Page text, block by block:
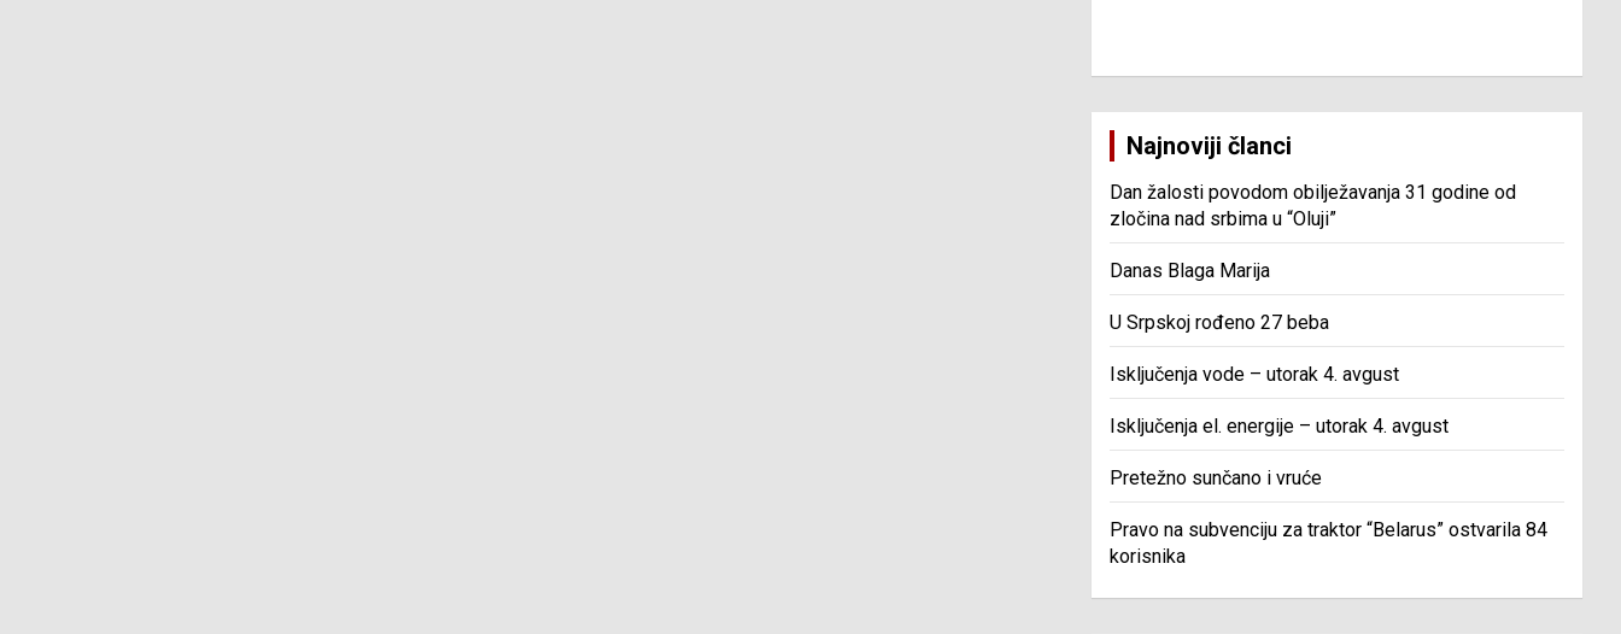
Najnoviji članci
Dan žalosti povodom obilježavanja 31 godine od
zločina nad srbima u “Oluji”
Danas Blaga Marija
U Srpskoj rođeno 27 beba
Isključenja vode – utorak 4. avgust
Isključenja el. energije – utorak 4. avgust
Pretežno sunčano i vruće
Pravo na subvenciju za traktor “Belarus” ostvarila 84
korisnika